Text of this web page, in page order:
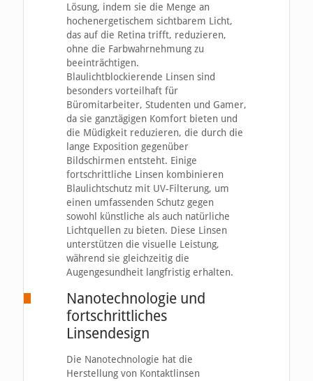
Lösung, indem sie die Menge an
hochenergetischem sichtbarem Licht,
das auf die Retina trifft, reduzieren,
ohne die Farbwahrnehmung zu
beeinträchtigen.
Blaulichtblockierende Linsen sind
besonders vorteilhaft für
Büromitarbeiter, Studenten und Gamer,
da sie ganztägigen Komfort bieten und
die Müdigkeit reduzieren, die durch die
lange Exposition gegenüber
Bildschirmen entsteht. Einige
fortschrittliche Linsen kombinieren
Blaulichtschutz mit UV-Filterung, um
einen umfassenden Schutz gegen
sowohl künstliche als auch natürliche
Lichtquellen zu bieten. Diese Linsen
unterstützen die visuelle Leistung,
während sie gleichzeitig die
Augengesundheit langfristig erhalten.
Nanotechnologie und
fortschrittliches
Linsendesign
Die Nanotechnologie hat die
Herstellung von Kontaktlinsen